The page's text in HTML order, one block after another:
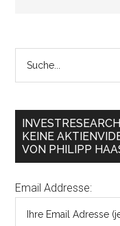
KEINE
VON PHILIPP
Email Addresse: